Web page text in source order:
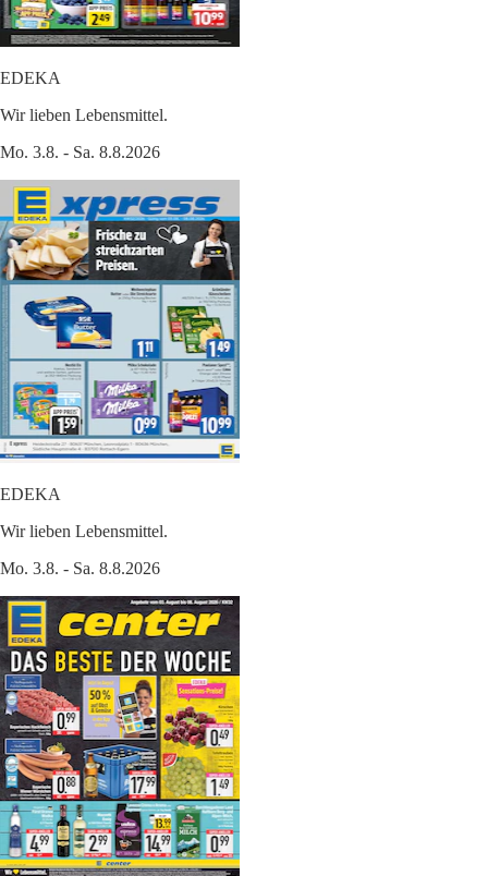
EDEKA
Wir lieben Lebensmittel.
Mo. 3.8. - Sa. 8.8.2026
EDEKA
Wir lieben Lebensmittel.
Mo. 3.8. - Sa. 8.8.2026